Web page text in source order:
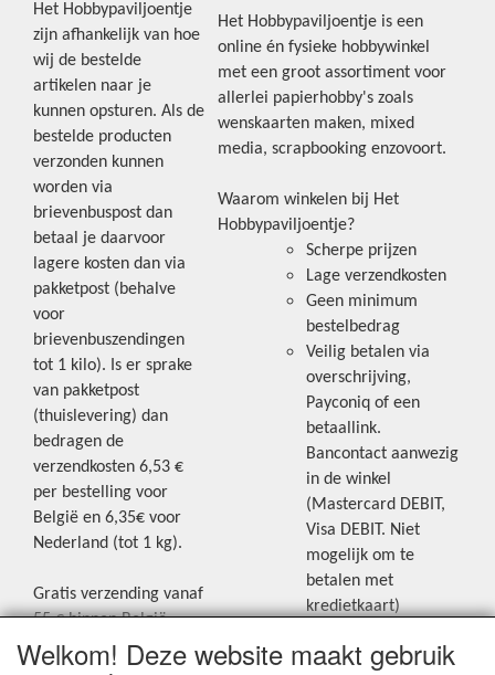
Het Hobbypaviljoentje
zijn afhankelijk van hoe
wij de bestelde
artikelen naar je
kunnen opsturen. Als de
bestelde producten
verzonden kunnen
worden via
brievenbuspost dan
betaal je daarvoor
lagere kosten dan via
pakketpost (behalve
voor
brievenbuszendingen
tot 1 kilo). Is er sprake
van pakketpost
(thuislevering) dan
bedragen de
verzendkosten 6,53 €
per bestelling voor
België en 6,35€ voor
Nederland (tot 1 kg).
Gratis verzending vanaf
55 € binnen België.
Gratis verzending vanaf
65 € naar Nederland.
Het Hobbypaviljoentje is een
online én fysieke hobbywinkel
met een groot assortiment voor
allerlei papierhobby's zoals
wenskaarten maken, mixed
media, scrapbooking enzovoort.
Waarom winkelen bij Het
Hobbypaviljoentje?
Scherpe prijzen
Lage verzendkosten
Geen minimum
bestelbedrag
Veilig betalen via
overschrijving,
Payconiq of een
betaallink.
Bancontact aanwezig
in de winkel
(Mastercard DEBIT,
Visa DEBIT. Niet
mogelijk om te
betalen met
kredietkaart)
Blijf op de hoogte van de laatste
Welkom! Deze website maakt gebruik